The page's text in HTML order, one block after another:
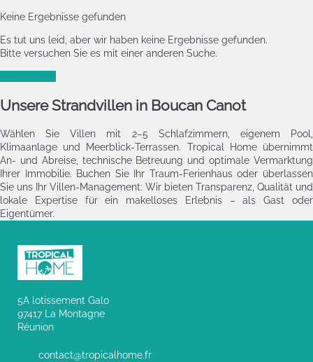
Keine Ergebnisse gefunden
Es tut uns leid, aber wir haben keine Ergebnisse gefunden.
Bitte versuchen Sie es mit einer anderen Suche.
Unsere Strandvillen in Boucan Canot
Wählen Sie Villen mit 2–5 Schlafzimmern, eigenem Pool,
Klimaanlage und Meerblick‑Terrassen. Tropical Home übernimmt
An- und Abreise, technische Betreuung und optimale Vermarktung
Ihrer Immobilie. Buchen Sie Ihr Traum‑Ferienhaus oder überlassen
Sie uns Ihr Villen‑Management: Wir bieten Transparenz, Qualität und
lokale Expertise für ein makelloses Erlebnis – als Gast oder
Eigentümer.
5A lotissement Galo
97417 La Montagne
Réunion
contact@tropicalhome.fr